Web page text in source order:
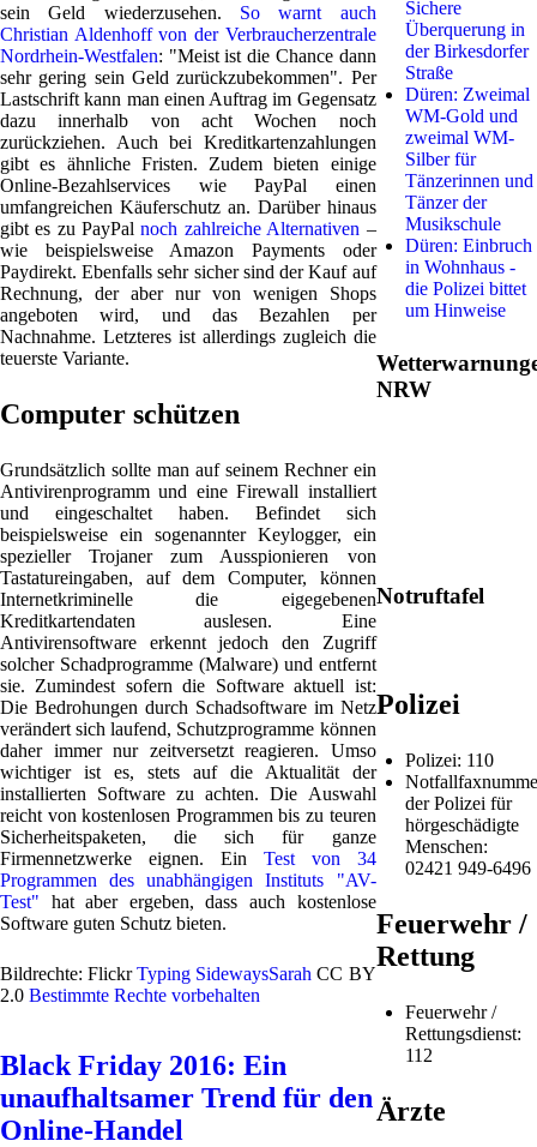
sein Geld wiederzusehen. So warnt auch
Christian Aldenhoff von der Verbraucherzentrale
Nordrhein-Westfalen: "Meist ist die Chance dann
sehr gering sein Geld zurückzubekommen". Per
Lastschrift kann man einen Auftrag im Gegensatz
dazu innerhalb von acht Wochen noch
zurückziehen. Auch bei Kreditkartenzahlungen
gibt es ähnliche Fristen. Zudem bieten einige
Online-Bezahlservices wie PayPal einen
umfangreichen Käuferschutz an. Darüber hinaus
gibt es zu PayPalnoch zahlreiche Alternativen –
wie beispielsweise Amazon Payments oder
Paydirekt. Ebenfalls sehr sicher sind der Kauf auf
Rechnung, der aber nur von wenigen Shops
angeboten wird, und das Bezahlen per
Nachnahme. Letzteres ist allerdings zugleich die
teuerste Variante.
Computer schützen
Grundsätzlich sollte man auf seinem Rechner ein
Antivirenprogramm und eine Firewall installiert
und eingeschaltet haben. Befindet sich
beispielsweise ein sogenannter Keylogger, ein
spezieller Trojaner zum Ausspionieren von
Tastatureingaben, auf dem Computer, können
Internetkriminelle die eigegebenen
Kreditkartendaten auslesen. Eine
Antivirensoftware erkennt jedoch den Zugriff
solcher Schadprogramme (Malware) und entfernt
sie. Zumindest sofern die Software aktuell ist:
Die Bedrohungen durch Schadsoftware im Netz
verändert sich laufend, Schutzprogramme können
daher immer nur zeitversetzt reagieren. Umso
wichtiger ist es, stets auf die Aktualität der
installierten Software zu achten. Die Auswahl
reicht von kostenlosen Programmen bis zu teuren
Sicherheitspaketen, die sich für ganze
Firmennetzwerke eignen. Ein Test von 34
Programmen des unabhängigen Instituts "AV-
Test" hat aber ergeben, dass auch kostenlose
Software guten Schutz bieten.
Bildrechte: FlickrTyping SidewaysSarah CC BY
2.0 Bestimmte Rechte vorbehalten
Black Friday 2016: Ein
unaufhaltsamer Trend für den
Online-Handel
Sichere
Überquerung in
der Birkesdorfer
Straße
Düren: Zweimal
WM-Gold und
zweimal WM-
Silber für
Tänzerinnen und
Tänzer der
Musikschule
Düren: Einbruch
in Wohnhaus -
die Polizei bittet
um Hinweise
NRW
Notruftafel
Polizei
Polizei: 110
der Polizei für
hörgeschädigte
Menschen:
02421 949-6496
Feuerwehr /
Rettung
Feuerwehr /
Rettungsdienst:
112
Ärzte